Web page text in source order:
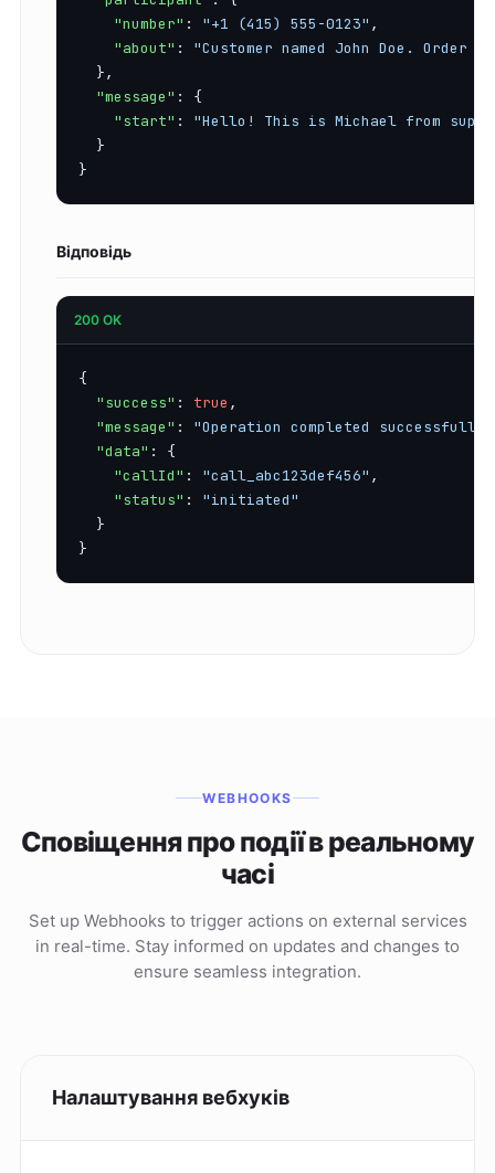
"number" : "+1 (415) 555-0123" ,
"about" : "Customer named John Doe. Order
"message" : {
"start" : "Hello! This is Michael from
}
Відповідь
200 OK
{
"success" : true ,
"message" : "Operation completed successfully"
"data" : {
"callId" : "call_abc123def456" ,
"status" : "initiated"
}
WEBHOOKS
Сповіщення про події в реальному
часі
Set up Webhooks to trigger actions on external services
in real-time. Stay informed on updates and changes to
ensure seamless integration.
Налаштування вебхуків